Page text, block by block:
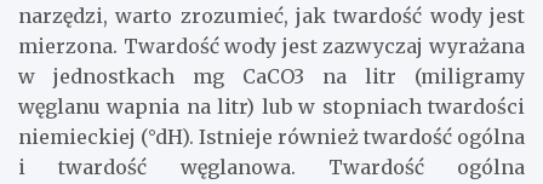
narzędzi, warto zrozumieć, jak twardość wody jest
mierzona. Twardość wody jest zazwyczaj wyrażana
w jednostkach mg CaCO3 na litr (miligramy
węglanu wapnia na litr) lub w stopniach twardości
niemieckiej (°dH). Istnieje również twardość ogólna
i twardość węglanowa. Twardość ogólna